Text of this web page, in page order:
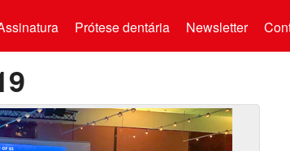
Prótese dentária Newsletter